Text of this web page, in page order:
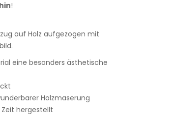
!
auf Holz aufgezogen mit
eine besonders ästhetische
Holzmaserung
Zeit hergestellt